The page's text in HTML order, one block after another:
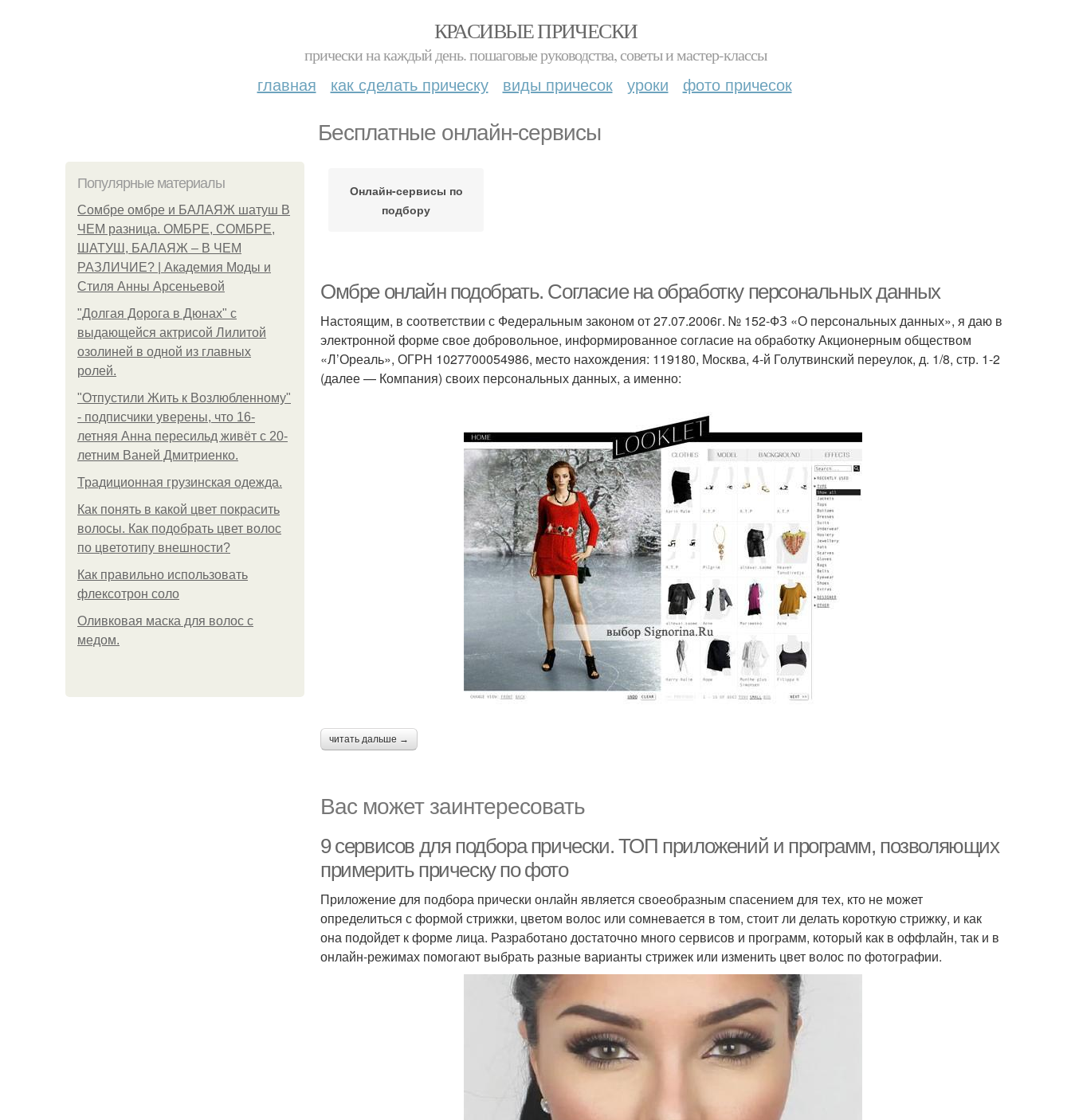
КРАСИВЫЕ ПРИЧЕСКИ
прически на каждый день. пошаговые руководства, советы и мастер-классы
главная как сделать прическу виды причесок уроки фото причесок
Бесплатные онлайн-сервисы
Популярные материалы
Сомбре омбре и БАЛАЯЖ шатуш В
ЧЕМ разница. ОМБРЕ, СОМБРЕ,
ШАТУШ, БАЛАЯЖ – В ЧЕМ
РАЗЛИЧИЕ? | Академия Моды и
Стиля Анны Арсеньевой
"Долгая Дорога в Дюнах" с
выдающейся актрисой Лилитой
озолиней в одной из главных
ролей.
"Отпустили Жить к Возлюбленному"
- подписчики уверены, что 16-
летняя Анна пересильд живёт с 20-
летним Ваней Дмитриенко.
Традиционная грузинская одежда.
Как понять в какой цвет покрасить
волосы. Как подобрать цвет волос
по цветотипу внешности?
Как правильно использовать
флексотрон соло
Оливковая маска для волос с
медом.
Онлайн-сервисы по
подбору
Омбре онлайн подобрать. Согласие на обработку персональных данных
Настоящим, в соответствии с Федеральным законом от 27.07.2006г. № 152-ФЗ «О персональных данных», я даю в
электронной форме свое добровольное, информированное согласие на обработку Акционерным обществом
«Л’Ореаль», ОГРН 1027700054986, место нахождения: 119180, Москва, 4-й Голутвинский переулок, д. 1/8, стр. 1-2
(далее — Компания) своих персональных данных, а именно:
читать дальше →
Вас может заинтересовать
9 сервисов для подбора прически. ТОП приложений и программ, позволяющих
примерить прическу по фото
Приложение для подбора прически онлайн является своеобразным спасением для тех, кто не может
определиться с формой стрижки, цветом волос или сомневается в том, стоит ли делать короткую стрижку, и как
она подойдет к форме лица. Разработано достаточно много сервисов и программ, который как в оффлайн, так и в
онлайн-режимах помогают выбрать разные варианты стрижек или изменить цвет волос по фотографии.